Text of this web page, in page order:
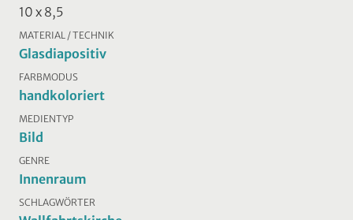
10 x 8,5
MATERIAL / TECHNIK
Glasdiapositiv
FARBMODUS
handkoloriert
MEDIENTYP
Bild
GENRE
Innenraum
SCHLAGWÖRTER